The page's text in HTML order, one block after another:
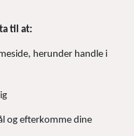
til at:
herunder handle i
og efterkomme dine